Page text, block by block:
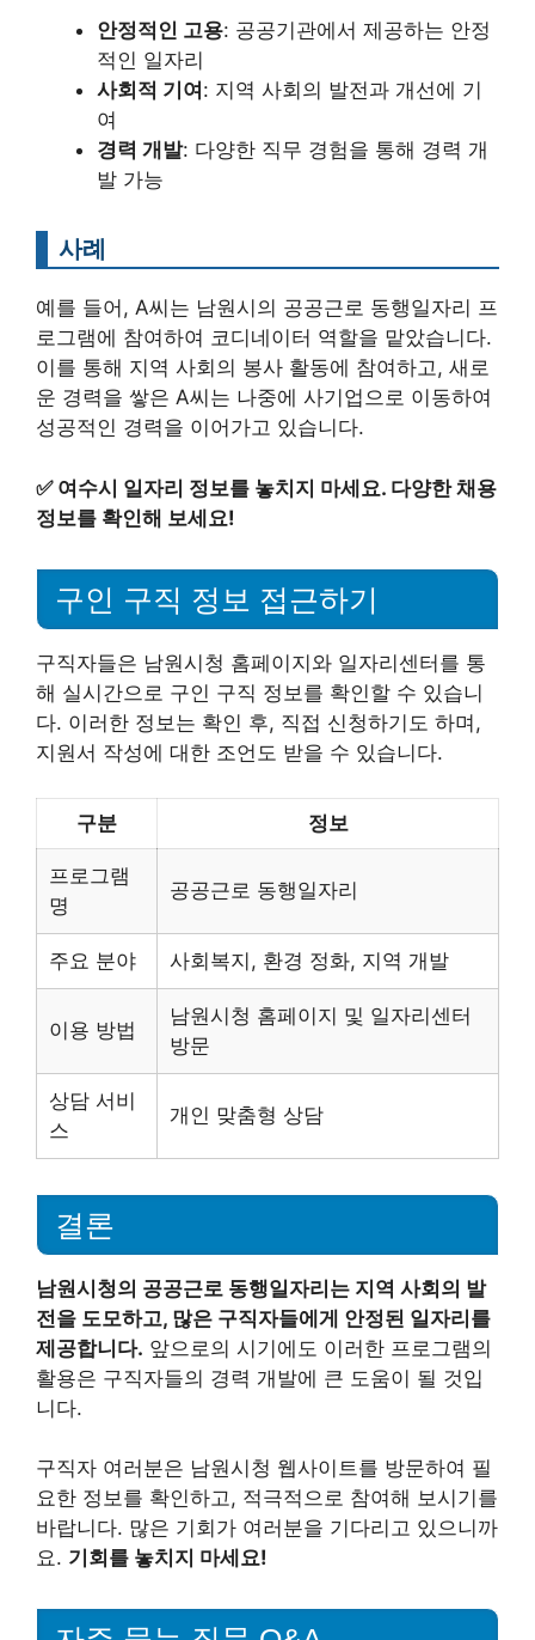
안정적인 고용: 공공기관에서 제공하는 안정
적인 일자리
사회적 기여 : 지역 사회의 발전과 개선에 기
여
경력 개발: 다양한 직무 경험을 통해 경력 개
발 가능
사례
예를 들어, A씨는 남원시의 공공근로 동행일자리 프
로그램에 참여하여 코디네이터 역할을 맡았습니다.
이를 통해 지역 사회의 봉사 활동에 참여하고, 새로
운 경력을 쌓은 A씨는 나중에 사기업으로 이동하여
성공적인 경력을 이어가고 있습니다.
✅ 여수시 일자리 정보를 놓치지 마세요. 다양한 채용
정보를 확인해 보세요!
구인 구직 정보 접근하기
구직자들은 남원시청 홈페이지와 일자리센터를 통
해 실시간으로 구인 구직 정보를 확인할 수 있습니
다. 이러한 정보는 확인 후, 직접 신청하기도 하며,
지원서 작성에 대한 조언도 받을 수 있습니다.
구분 정보
프로그램
명
공공근로 동행일자리
주요 분야 사회복지, 환경 정화, 지역 개발
이용 방법
남원시청 홈페이지 및 일자리센터
방문
상담 서비
스
개인 맞춤형 상담
결론
남원시청의 공공근로 동행일자리는 지역 사회의 발
전을 도모하고, 많은 구직자들에게 안정된 일자리를
제공합니다. 앞으로의 시기에도 이러한 프로그램의
활용은 구직자들의 경력 개발에 큰 도움이 될 것입
니다.
구직자 여러분은 남원시청 웹사이트를 방문하여 필
요한 정보를 확인하고, 적극적으로 참여해 보시기를
바랍니다. 많은 기회가 여러분을 기다리고 있으니까
요. 기회를 놓치지 마세요!